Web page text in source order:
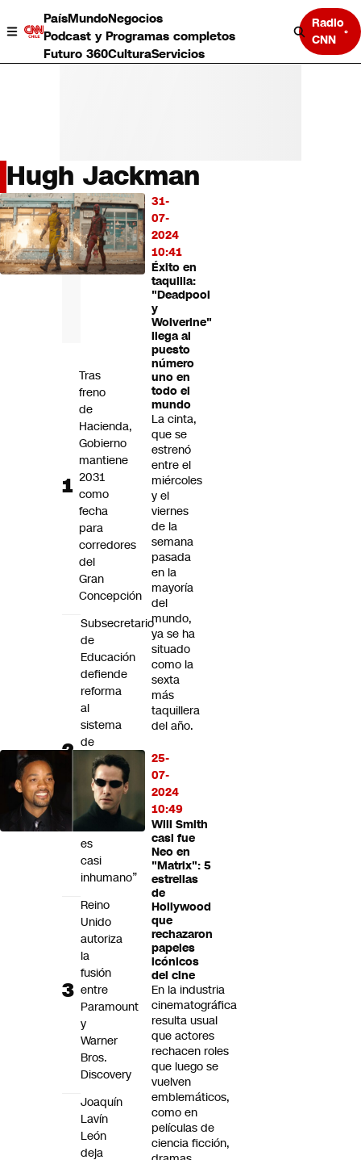
PaísMundoNegocios
Podcast y Programas completos
Futuro 360CulturaServicios
Radio
CNN
País
Mundo
Negocios
Deportes
Programas completos
Hugh Jackman
31-
07-
2024
10:41
Éxito en
taquilla:
"Deadpool
y
Wolverine"
llega al
puesto
número
uno en
todo el
mundo
La cinta,
que se
estrenó
entre el
miércoles
y el
viernes
de la
semana
pasada
en la
mayoría
del
mundo,
ya se ha
situado
como la
sexta
más
taquillera
del año.
25-
07-
2024
10:49
Will Smith
casi fue
Neo en
"Matrix": 5
estrellas
de
Hollywood
que
rechazaron
papeles
icónicos
del cine
En la industria
cinematográfica
resulta usual
que actores
rechacen roles
que luego se
vuelven
emblemáticos,
como en
películas de
ciencia ficción,
LO
MÁS
LEÍDO
Tras
freno
de
Hacienda,
Gobierno
mantiene
2031
como
fecha
para
corredores
del
Gran
Concepción
Subsecretario
de
Educación
defiende
reforma
al
sistema
de
admisión
escolar:
“El
sistema
es
casi
inhumano”
Reino
Unido
autoriza
la
fusión
entre
Paramount
y
Warner
Bros.
Discovery
Joaquín
Lavín
León
deja